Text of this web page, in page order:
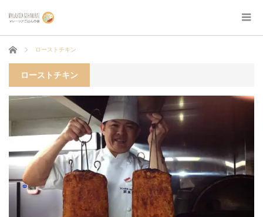
ホーム ローストチキン
ローストチキン